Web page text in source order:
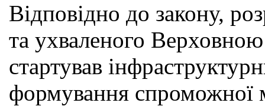
Відповідно до закону,
та ухваленого
стартував
формування спроможної